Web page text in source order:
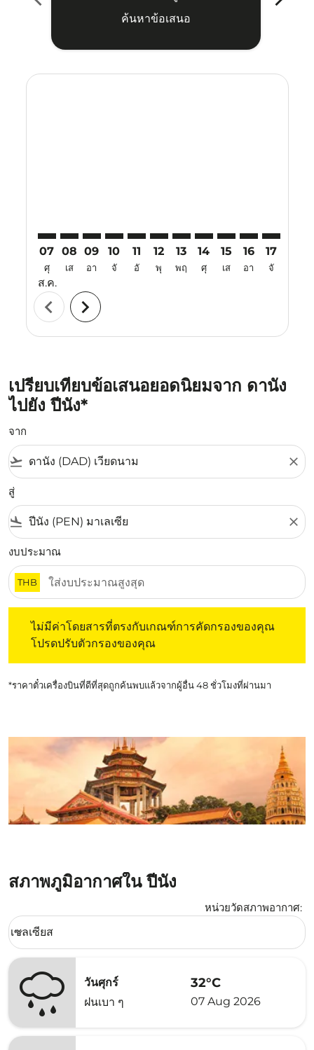
ค้นหาข้อเสนอ
07
ศุ
ส.ค.
08
เส
09
อา
10
จั
11
อั
12
พุ
13
พฤ
14
ศุ
15
เส
16
อา
17
จั
chevron_left chevron_right
เปรียบเทียบข้อเสนอยอดนิยมจาก ดานัง
ไปยัง ปีนัง*
จาก
flight_takeoff close
สู่
flight_land close
งบประมาณ
THB
ไม่มีค่าโดยสารที่ตรงกับเกณฑ์การคัดกรองของคุณ
โปรดปรับตัวกรองของคุณ
*ราคาตั๋วเครื่องบินที่ดีที่สุดถูกค้นพบแล้วจากผู้อื่น 48 ชั่วโมงที่ผ่านมา
สภาพภูมิอากาศใน ปีนัง
หน่วยวัดสภาพอากาศ:
Weather unit option เซลเซียส Selected
เซลเซียส
keyboard_arrow_down
วันศุกร์
ฝนเบา ๆ
32°C
07 Aug 2026